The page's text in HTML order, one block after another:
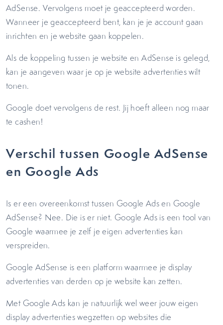
AdSense. Vervolgens moet je geaccepteerd worden.
Wanneer je geaccepteerd bent, kan je je account gaan
inrichten en je website gaan koppelen.
Als de koppeling tussen je website en AdSense is gelegd,
kan je aangeven waar je op je website advertenties wilt
tonen.
Google doet vervolgens de rest. Jij hoeft alleen nog maar
te cashen!
Verschil tussen Google AdSense
en Google Ads
Is er een overeenkomst tussen Google Ads en Google
AdSense? Nee. Die is er niet. Google Ads is een tool van
Google waarmee je zelf je eigen advertenties kan
verspreiden.
Google AdSense is een platform waarmee je display
advertenties van derden op je website kan zetten.
Met Google Ads kan je natuurlijk wel weer jouw eigen
display advertenties wegzetten op websites die